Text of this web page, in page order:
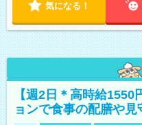
気になる！
【週2日＊高時給
ョンで食事の配膳や見